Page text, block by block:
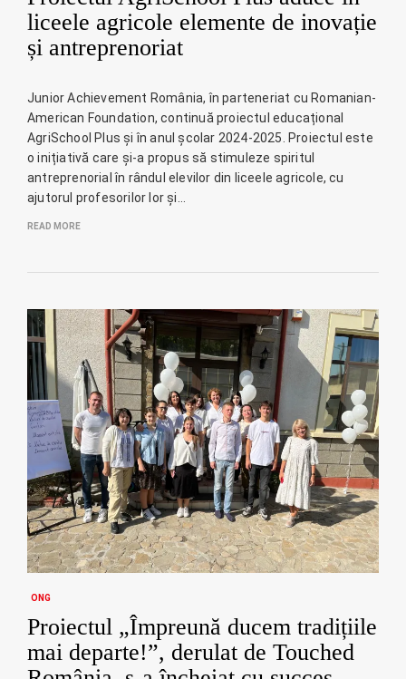
liceele agricole elemente de inovație
și antreprenoriat
Junior Achievement România, în parteneriat cu Romanian-
American Foundation, continuă proiectul educațional
AgriSchool Plus și în anul școlar 2024-2025. Proiectul este
o inițiativă care și-a propus să stimuleze spiritul
antreprenorial în rândul elevilor din liceele agricole, cu
ajutorul profesorilor lor și…
READ MORE
ONG
Proiectul „Împreună ducem tradițiile
mai departe!”, derulat de Touched